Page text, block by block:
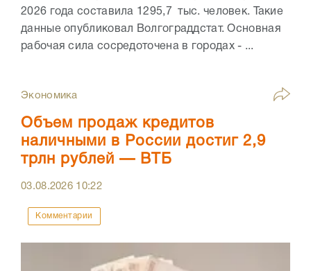
2026 года составила 1295,7 тыс. человек. Такие
данные опубликовал Волгограддстат. Основная
рабочая сила сосредоточена в городах - ...
Экономика
Объем продаж кредитов
наличными в России достиг 2,9
трлн рублей — ВТБ
03.08.2026 10:22
Комментарии